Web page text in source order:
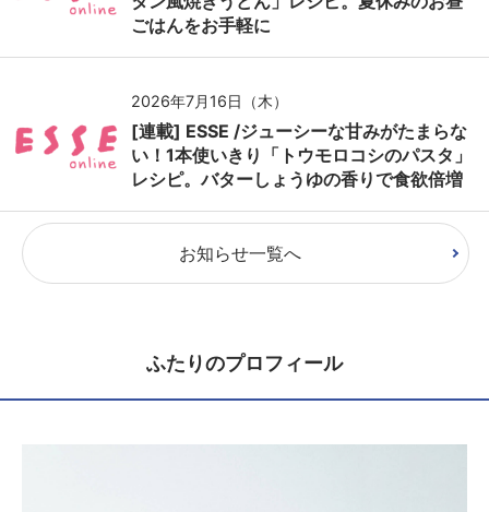
ごはんをお手軽に
2026年7月16日（木）
[連載] ESSE /ジューシーな甘みがたまらな
い！1本使いきり「トウモロコシのパスタ」
レシピ。バターしょうゆの香りで食欲倍増
お知らせ一覧へ
ふたりのプロフィール